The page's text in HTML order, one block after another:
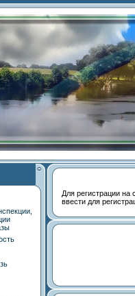
Для регистрации на
ввести для